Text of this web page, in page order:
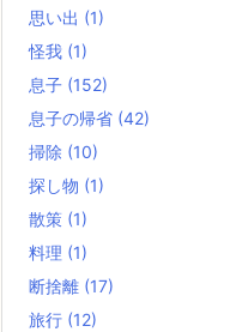
思い出 (1)
怪我 (1)
息子 (152)
息子の帰省 (42)
掃除 (10)
探し物 (1)
散策 (1)
料理 (1)
断捨離 (17)
旅行 (12)